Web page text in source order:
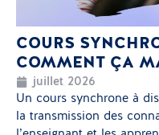
COURS
COMMENT ÇA
juillet 2026
Un cours synchrone à
la transmission des